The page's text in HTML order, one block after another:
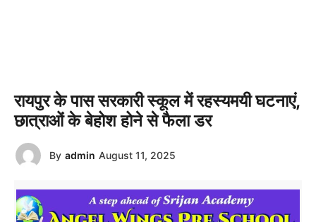
रायपुर के पास सरकारी स्कूल में रहस्यमयी घटनाएं,
छात्राओं के बेहोश होने से फैला डर
By admin August 11, 2025